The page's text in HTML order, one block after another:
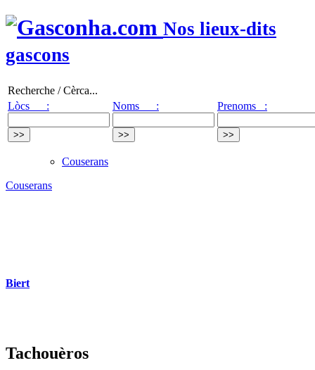
Nos lieux-dits
gascons
Recherche / Cèrca...
Lòcs :
Noms : Prenoms :
Couserans
Couserans
Biert
Tachouèros